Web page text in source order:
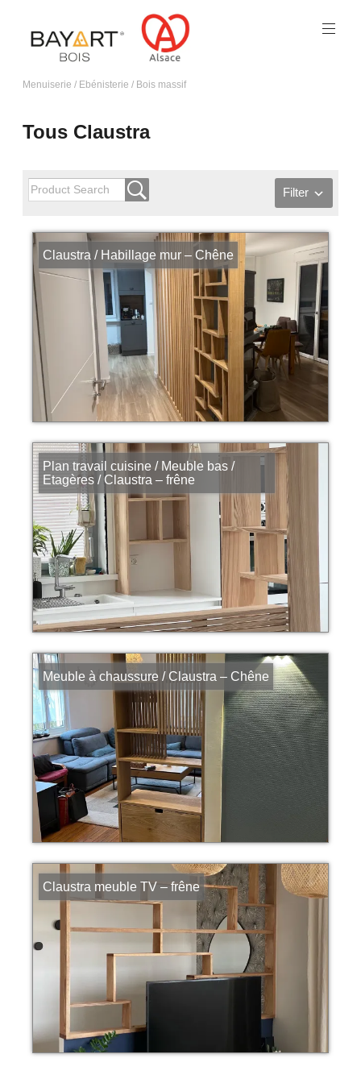
Menuiserie / Ebénisterie / Bois massif
Tous Claustra
Filter
Claustra / Habillage mur – Chêne
Plan travail cuisine / Meuble bas /
Etagères / Claustra – frêne
Meuble à chaussure / Claustra – Chêne
Claustra meuble TV – frêne